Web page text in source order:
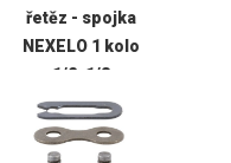
řetěz - spojka
NEXELO 1 kolo
1/2x1/8